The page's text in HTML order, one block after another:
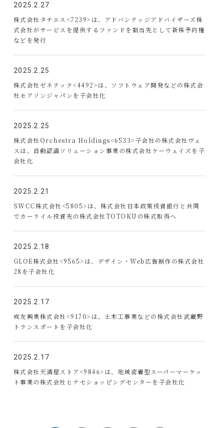
2025.2.27
株式会社タチエス<7239>は、アドバンテッジアドバイザーズ株
式会社がサービスを提供するファンドを割当先として新株予約権
などを発行
2025.2.25
株式会社ゼネテック<4492>は、ソフトウェア開発などの株式会
社モアソンジャパンを子会社化
2025.2.25
株式会社Orchestra Holdings<6533>子会社の株式会社ヴェ
スは、自動認識ソリューション事業の株式会社ケーウェイズを子
会社化
2025.2.21
SWCC株式会社<5805>は、株式会社日本政策投資銀行と共同
でカーライル投資先の株式会社TOTOKUの株式取得へ
2025.2.18
GLOE株式会社<9565>は、デザイン・Web広告制作の株式会社
28を子会社化
2025.2.17
成友興業株式会社<9170>は、土木工事業などの株式会社武蔵野
トランスポートを子会社化
2025.2.17
株式会社天満屋ストア<9846>は、地域密着型スーパーマーケッ
ト事業の株式会社ヒナセショッピングセンターを子会社化